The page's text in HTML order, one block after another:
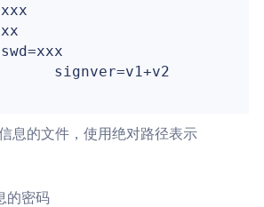
signver=v1+v2
息的文件，使用绝对路径表示
的密码